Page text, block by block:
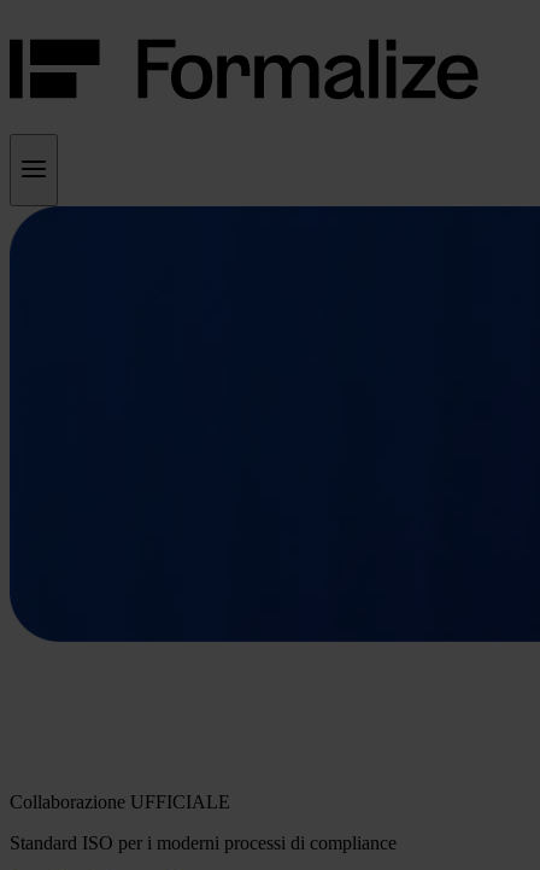
Collaborazione UFFICIALE
Standard ISO per i moderni processi di compliance